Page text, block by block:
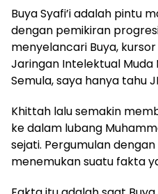
Buya Syafi’i adalah pintu
dengan pemikiran
menyelancari Buya,
Jaringan Intelektual Muda
Semula, saya hanya tahu
Khittah lalu semakin
ke dalam lubang
sejati. Pergumulan
menemukan suatu fakta